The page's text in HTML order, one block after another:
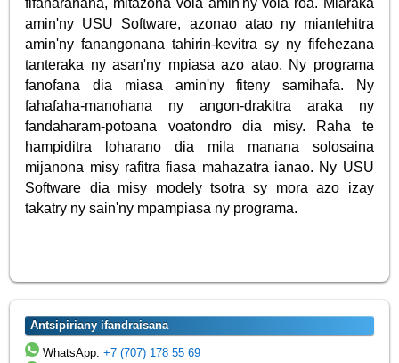
amin'ny USU Software, azonao atao ny miantehitra
amin'ny fanangonana tahirin-kevitra sy ny fifehezana
tanteraka ny asan'ny mpiasa azo atao. Ny programa
fanofana dia miasa amin'ny fiteny samihafa. Ny
fahafaha-manohana ny angon-drakitra araka ny
fandaharam-potoana voatondro dia misy. Raha te
hampiditra loharano dia mila manana solosaina
mijanona misy rafitra fiasa mahazatra ianao. Ny USU
Software dia misy modely tsotra sy mora azo izay
takatry ny sain'ny mpampiasa ny programa.
Antsipiriany ifandraisana
WhatsApp:+7 (707) 178 55 69